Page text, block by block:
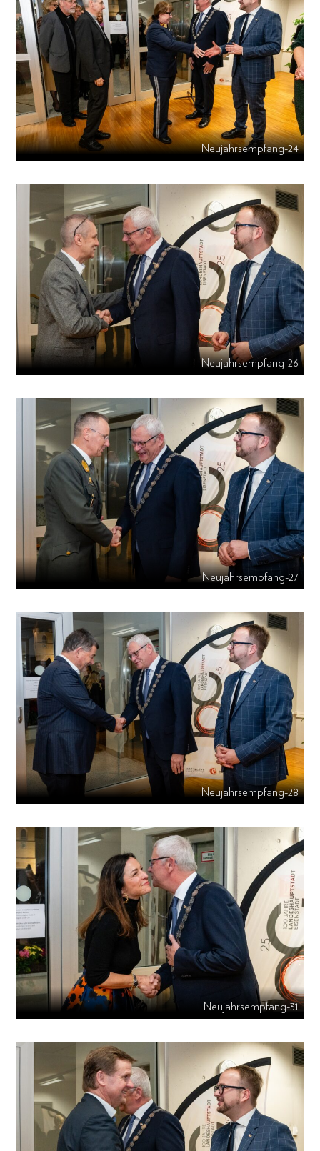
Neujahrsempfang-24
Neujahrsempfang-26
Neujahrsempfang-27
Neujahrsempfang-28
Neujahrsempfang-31